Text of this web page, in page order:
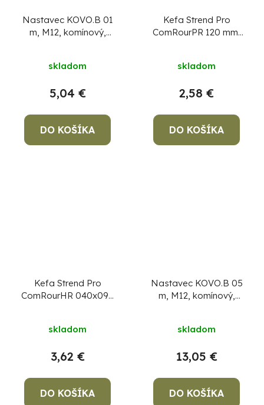
Nastavec KOVO.B 01
m, M12, komínový,
skladom
5,04 €
DO KOŠÍKA
Kefa Strend Pro
ComRourPR 120 mm,
čistenie komína
skladom
2,58 €
DO KOŠÍKA
Kefa Strend Pro
ComRourHR 040x090
čistenie komína
skladom
3,62 €
DO KOŠÍKA
Nastavec KOVO.B 05
m, M12, komínový,
skladom
13,05 €
DO KOŠÍKA